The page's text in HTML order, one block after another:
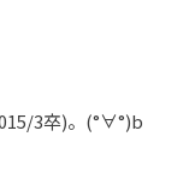
3卒)。(°∀°)b